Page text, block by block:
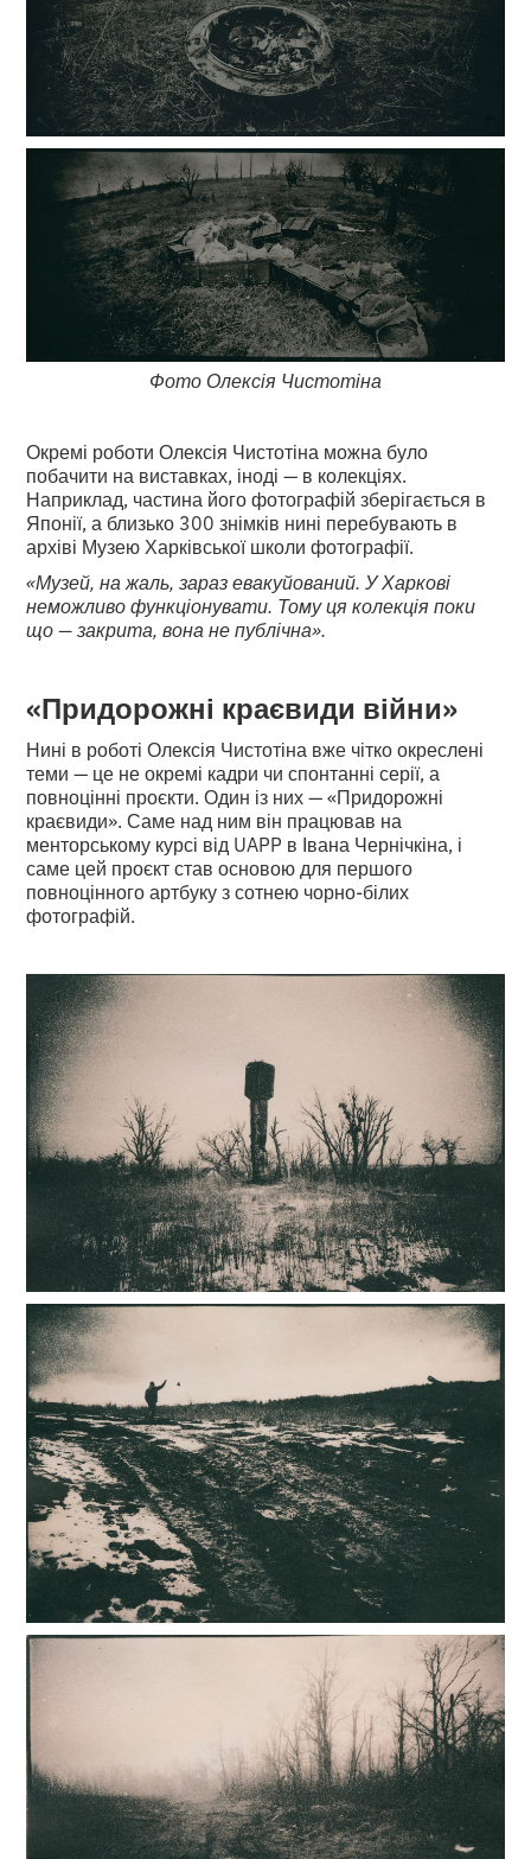
Фото Олексія Чистотіна
Окремі роботи Олексія Чистотіна можна було
побачити на виставках, іноді — в колекціях.
Наприклад, частина його фотографій зберігається в
Японії, а близько 300 знімків нині перебувають в
архіві Музею Харківської школи фотографії.
«Музей, на жаль, зараз евакуйований. У Харкові
неможливо функціонувати. Тому ця колекція поки
що — закрита, вона не публічна».
«Придорожні краєвиди війни»
Нині в роботі Олексія Чистотіна вже чітко окреслені
теми — це не окремі кадри чи спонтанні серії, а
повноцінні проєкти. Один із них — «Придорожні
краєвиди». Саме над ним він працював на
менторському курсі від UAPP в Івана Чернічкіна, і
саме цей проєкт став основою для першого
повноцінного артбуку з сотнею чорно-білих
фотографій.